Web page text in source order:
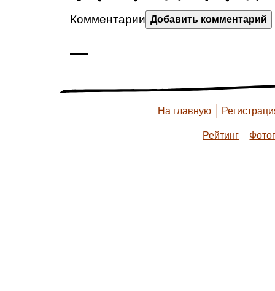
Комментарии Добавить комментарий
—
На главную
Рейтинг